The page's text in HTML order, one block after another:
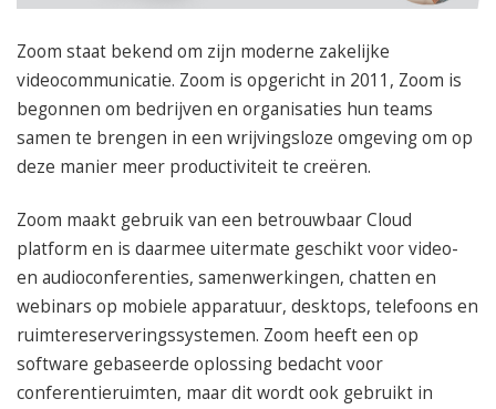
050 – 54 91 662
Route
Zoom staat bekend om zijn moderne zakelijke
videocommunicatie. Zoom is opgericht in 2011, Zoom is
begonnen om bedrijven en organisaties hun teams
samen te brengen in een wrijvingsloze omgeving om op
deze manier meer productiviteit te creëren.
Zoom maakt gebruik van een betrouwbaar Cloud
platform en is daarmee uitermate geschikt voor video-
en audioconferenties, samenwerkingen, chatten en
webinars op mobiele apparatuur, desktops, telefoons en
ruimtereserveringssystemen. Zoom heeft een op
software gebaseerde oplossing bedacht voor
conferentieruimten, maar dit wordt ook gebruikt in